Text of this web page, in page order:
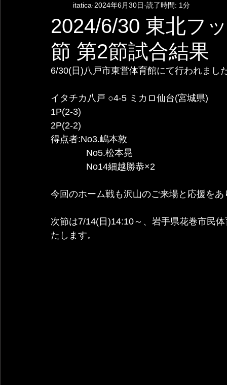
2024/6/30 東北フ
節 第2節試合結果
itatica 2024年6月30日 読了時間: 1分
6/30(日)八戸市東営体育館にて行われまし
イタチカ八戸 ○4-5 ミカロ仙台(宮城県)
1P(2-3)
2P(2-2)
得点者:No3.嶋本敦
              No5.松本晃
              No14細越勝恭×2
今回のホーム戦も沢山のご来場と応援を
次節は7/14(日)14:10～、岩手県花巻市民
たします。